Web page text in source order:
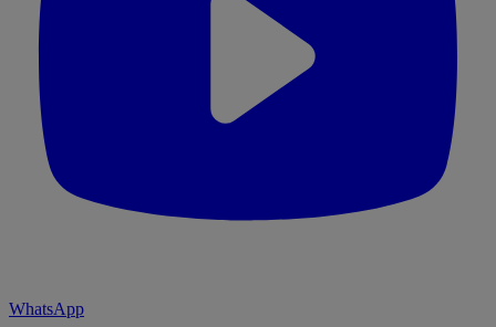
WhatsApp